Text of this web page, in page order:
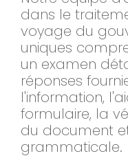
dans le
voyage du
uniques
un examen
réponses
l'information,
formulaire, la
du document
grammaticale.